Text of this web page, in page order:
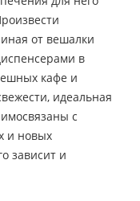
от вешалки
в
кафе и
идеальная
с
и новых
зависит и